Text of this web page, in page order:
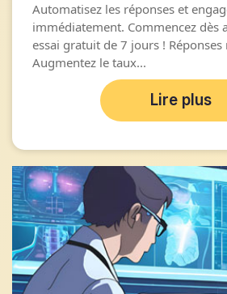
Automatisez les réponses et
immédiatement. Commencez dès
essai gratuit de 7 jours ! Réponses
Augmentez le taux...
Lire plus